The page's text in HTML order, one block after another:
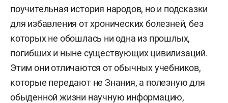
поучительная история народов, но и подсказки
для избавления от хронических болезней, без
которых не обошлась ни одна из прошлых,
погибших и ныне существующих цивилизаций.
Этим они отличаются от обычных учебников,
которые передают не Знания, а полезную для
обыденной жизни научную информацию,